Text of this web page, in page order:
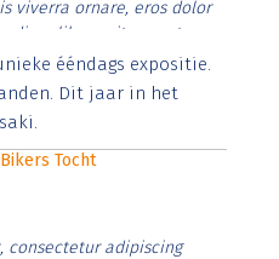
viverra ornare, eros dolor
diam libero vitae erat.
cursus id rutrum lorem
risus tristique posuere.
ééndags expositie.
Dit jaar in het
Tocht
consectetur adipiscing